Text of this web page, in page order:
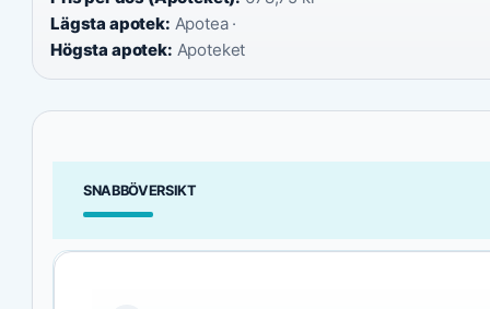
Lägsta apotek: Apotea ·
Högsta apotek: Apoteket
SNABBÖVERSIKT